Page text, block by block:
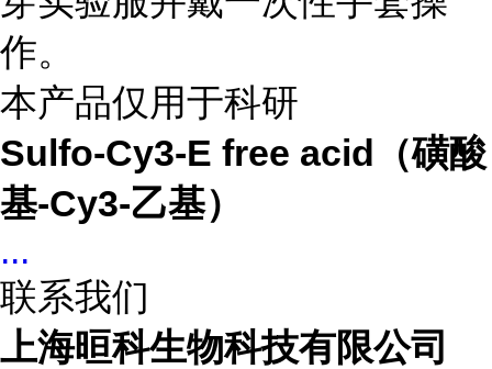
作。
本产品仅用于科研
Sulfo-Cy3-E free acid（磺酸
基-Cy3-乙基）
...
联系我们
上海晅科生物科技有限公司